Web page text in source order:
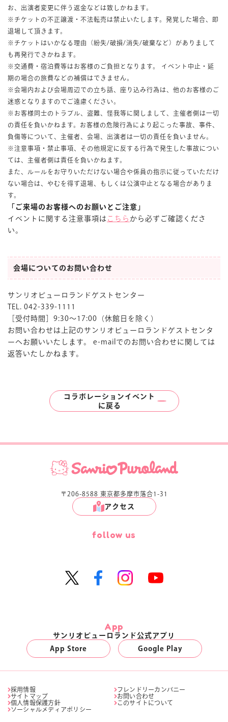
お、出演者変更に伴う返金などは致しかねます。
※チケットの不正譲渡・不法転売は禁止いたします。発覚した場合、即
退場して頂きます。
※チケットはいかなる理由（紛失/破損/消失/破棄など）がありまして
も再発行できかねます。
※交通費・宿泊費等はお客様のご負担となります。 イベント中止・延
期の場合の旅費などの補償はできません。
※会場内および会場周辺での立ち話、座り込み行為は、他のお客様のご
迷惑となりますのでご遠慮ください。
※お客様同士のトラブル、盗難、怪我等に関しまして、主催者側は一切
の責任を負いかねます。お客様の危険行為により起こった事故、事件、
負傷等について、主催者、会場、出演者は一切の責任を負いません。
※注意事項・禁止事項、その他規定に反する行為で発生した事故につい
ては、主催者側は責任を負いかねます。
また、ルールをお守りいただけない場合や係員の指示に従っていただけ
ない場合は、やむを得ず退場、もしくは公演中止となる場合がありま
す。
「ご来場のお客様へのお願いとご注意」
イベントに関する注意事項は こちら から必ずご確認くださ
い。
会場についてのお問い合わせ
サンリオピューロランドゲストセンター
TEL. 042-339-1111
［受付時間］9:30〜17:00（休館日を除く）
お問い合わせは上記のサンリオピューロランドゲストセンタ
ーへお願いいたします。 e-mailでのお問い合わせに関しては
返答いたしかねます。
コラボレーションイベント
に 戻る
〒206-8588 東京都多摩市落合1-31
アクセス
follow us
App
サンリオピューロランド公式アプリ
App Store
Google Play
採用情報
フレンドリーカンパニー
サイトマップ
お問い合わせ
個人情報保護方針
このサイトについて
ソーシャルメディアポリシー